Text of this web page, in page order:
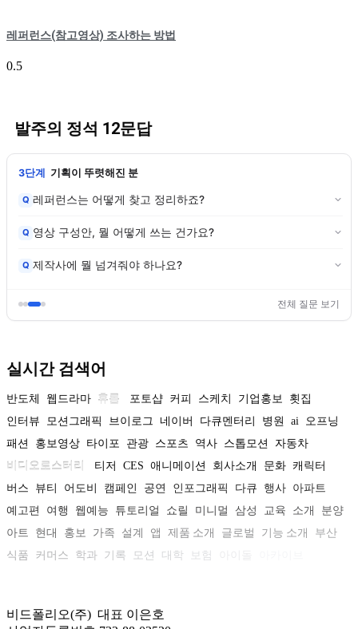
레퍼런스(참고영상) 조사하는 방법
발주의 정석 12문답
3단계 기획이 뚜렷해진 분
Q 레퍼런스는 어떻게 찾고 정리하죠?
Q 영상 구성안, 뭘 어떻게 쓰는 건가요?
Q 제작사에 뭘 넘겨줘야 하나요?
전체 질문 보기
실시간 검색어
반도체 웹드라마 휴롬 포토샵 커피 스케치 기업홍보
횟집
인터뷰
모션그래픽 브이로그 네이버 다큐멘터리 병원 ai
오프닝
패션
홍보영상 타이포 관광 스포츠 역사 스톱모션
자동차
비디오로스터리
티저 CES 애니메이션 회사소개 문화 캐릭터
버스
뷰티 어도비 캠페인 공연 인포그래픽 다큐 행사 아파트
예고편
여행 웹예능 튜토리얼 쇼릴 미니멀 삼성 교육 소개
분양
아트
현대 홍보 가족 설계 앱 제품 소개 글로벌 기능 소개
부산
식품
커머스 학과 기록 모션 대학 보험
비드폴리오(주) 대표 이은호